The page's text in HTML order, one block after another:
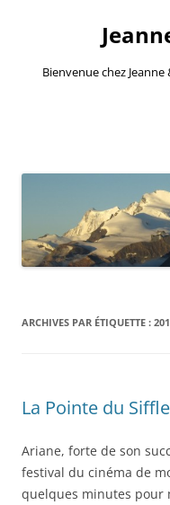
Bienvenue chez
ARCHIVES PAR ÉTIQUETTE :
La Pointe du
Ariane, forte de son
festival du cinéma de
quelques minutes pour